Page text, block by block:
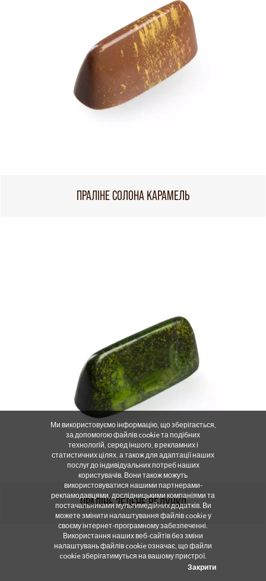
ПРАЛІНЕ СОЛОНА КАРАМЕЛЬ
ПРАЛІНЕ ЗЕЛЕНЕ ЯБЛУЧКО
Ми використовуємо інформацію, що зберігається,
за допомогою файлів cookie та подібних
технологій, серед іншого, в рекламних і
статистичних цілях, а також для адаптації наших
послуг до індивідуальних потреб наших
користувачів. Вони також можуть
використовуватися нашими партнерами-
рекламодавцями, дослідницькими компаніями та
постачальниками мультимедійних додатків. Ви
можете змінити налаштування файлів cookie у
своєму інтернет-програмному забезпеченні.
Використання наших веб-сайтів без зміни
налаштувань файлів cookie означає, що файли
cookie зберігатимуться на вашому пристрої.
Закрити